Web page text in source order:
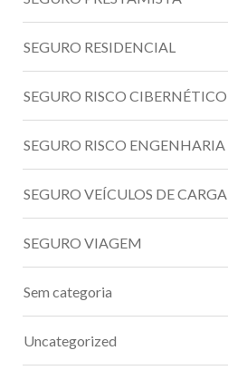
SEGURO RESIDENCIAL
SEGURO RISCO CIBERNÉTICO
SEGURO RISCO ENGENHARIA
SEGURO VEÍCULOS DE CARGA
SEGURO VIAGEM
Sem categoria
Uncategorized